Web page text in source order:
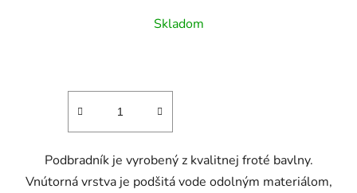
Skladom
Podbradník je vyrobený z kvalitnej froté bavlny.
Vnútorná vrstva je podšitá vode odolným materiálom,